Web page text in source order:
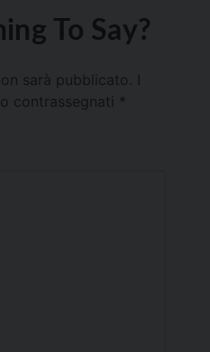
To Say?
sarà pubblicato.
contrassegnati *